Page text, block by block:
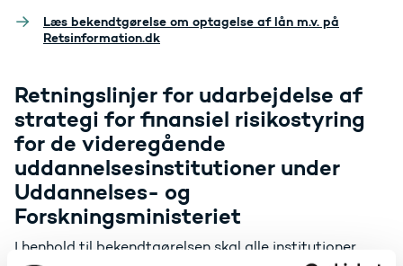
Læs bekendtgørelse om optagelse af lån m.v. på
Retsinformation.dk
Retningslinjer for udarbejdelse af
strategi for finansiel risikostyring
for de videregående
uddannelsesinstitutioner under
Uddannelses- og
Forskningsministeriet
I henhold til bekendtgørelsen skal alle institutioner